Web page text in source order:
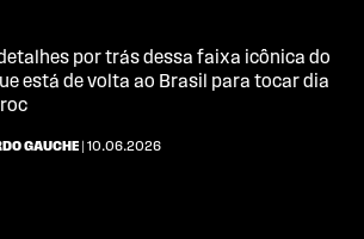
por trás dessa faixa icônica do
está de volta ao Brasil para tocar dia
GAUCHE | 10.06.2026